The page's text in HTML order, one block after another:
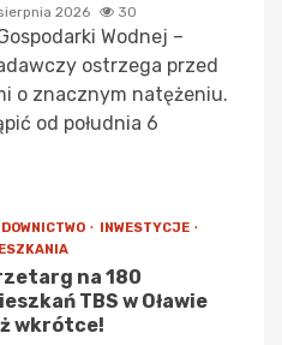
2026 30
Wodnej –
ostrzega przed
o znacznym natężeniu.
od południa 6
INWESTYCJE
na 180
TBS w Oławie
wkrótce!